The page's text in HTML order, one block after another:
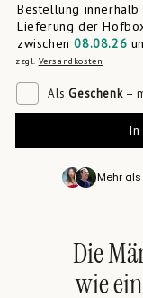
Bestellung innerhalb
Lieferung der
zwischen08.08.26
zzgl. Versandkosten
Als Geschenk–
Mehr als
Die
wie